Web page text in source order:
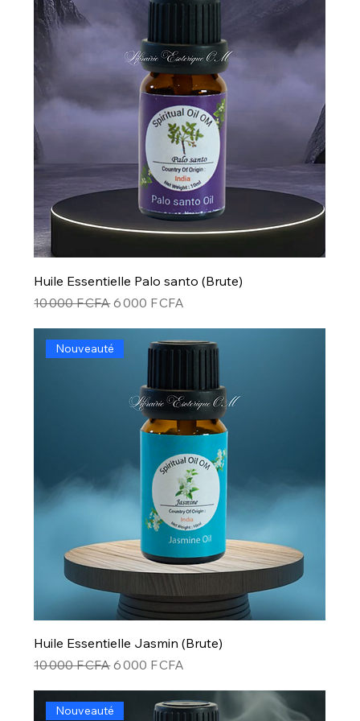
Huile Essentielle Palo santo (Brute)
Prix original
10 000 F CFAPrix promotionnel
6 000 F CFA
Nouveauté
Huile Essentielle Jasmin (Brute)
Prix original
10 000 F CFAPrix promotionnel
6 000 F CFA
Nouveauté